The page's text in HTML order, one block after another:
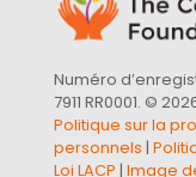
Numéro
7911 RR0001. ©
Politique sur la
personnels |
Loi LACP | Image